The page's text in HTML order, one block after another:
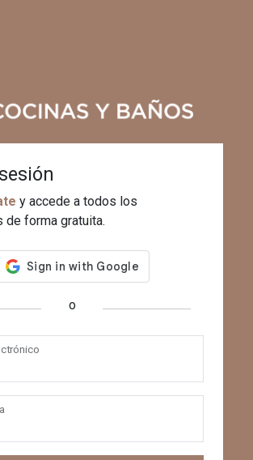
y accede a todos los
de forma gratuita.
o